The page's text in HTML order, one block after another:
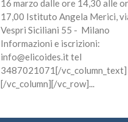
16 marzo dalle ore 14,30 alle
17,00 Istituto Angela Merici,
Vespri Siciliani 55 - Milano
Informazioni e iscrizioni:
info@elicoides.it tel
3487021071[/vc_column_text]
[/vc_column][/vc_row]...